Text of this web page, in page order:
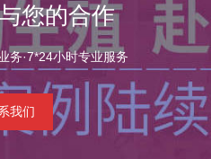
您的合作
务·7*24小时专业服务
我们